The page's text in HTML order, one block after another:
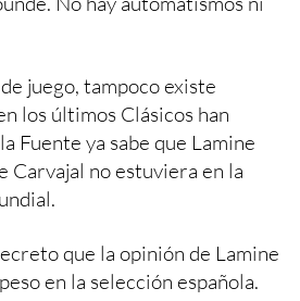
juego, tampoco existe
los últimos Clásicos han
Fuente ya sabe que Lamine
Carvajal no estuviera en la
que la opinión de Lamine
en la selección española.